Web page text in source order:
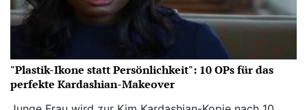
"Plastik-Ikone statt Persönlichkeit": 10 OPs für das
perfekte Kardashian-Makeover